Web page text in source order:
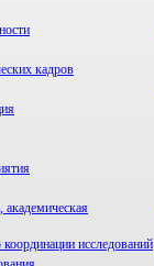
кадров
академическая
исследований